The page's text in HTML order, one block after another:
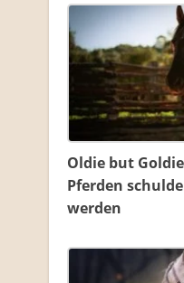
Oldie but
Pferden
werden